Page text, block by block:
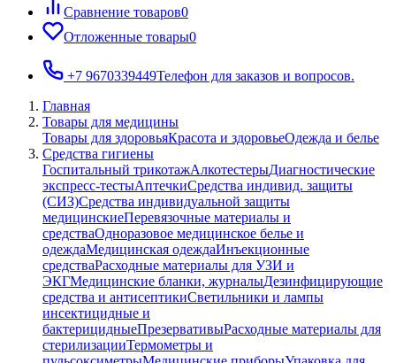
Сравнение товаров0
Отложенные товары0
+7 9670339449Телефон для заказов и вопросов.
Главная
Товары для медицины
Товары для здоровьяКрасота и здоровьеОдежда и белье
Средства гигиены
Госпитальный трикотажАлкотестерыДиагностические
экспресс-тестыАптечкиСредства индивид. защиты
(СИЗ)Средства индивидуальной защиты
медицинскиеПеревязочные материалы и
средстваОдноразовое медицинское белье и
одеждаМедицинская одеждаИнъекционные
средстваРасходные материалы для УЗИ и
ЭКГМедицинские бланки, журналыДезинфицирующие
средства и антисептикиСветильники и лампы
инсектицидные и
бактерицидныеПрезервативыРасходные материалы для
стерилизацииТермометры и